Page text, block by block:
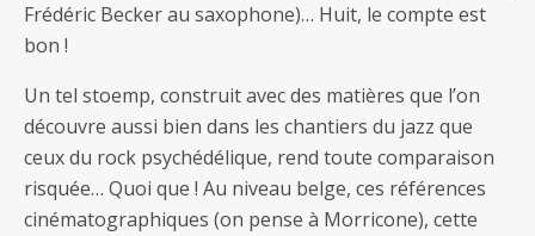
Frédéric Becker au saxophone)… Huit, le compte est
bon !
Un tel stoemp, construit avec des matières que l’on
découvre aussi bien dans les chantiers du jazz que
ceux du rock psychédélique, rend toute comparaison
risquée… Quoi que ! Au niveau belge, ces références
cinématographiques (on pense à Morricone), cette